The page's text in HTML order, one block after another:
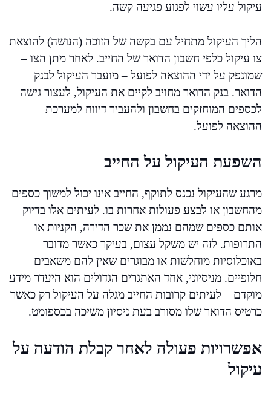
עיקול עליו עשוי לפגוע פגיעה קשה.
הליך העיקול מתחיל עם בקשה של הזוכה (הנושה) להוצאת
צו עיקול כלפי חשבון הדואר של החייב. לאחר מתן הצו –
שמונפק על ידי ההוצאה לפועל – מועבר העיקול לבנק
הדואר. בנק הדואר מחויב לקיים את העיקול, לעצור גישה
לכספים המוחזקים בחשבון ולהעביר דיווח למערכת
ההוצאה לפועל.
השפעת העיקול על החייב
מרגע שהעיקול נכנס לתוקף, החייב אינו יכול למשוך כספים
מהחשבון או לבצע פעולות אחרות בו. לעיתים אלו בדיוק
אותם כספים שמהם נממן את שכר הדירה, הקניות או
התרופות. לזה יש משקל עצום, בעיקר כאשר מדובר
באוכלוסיות מוחלשות או מבוגרים שאין להם משאבים
חלופיים. מניסיוני, אחד האתגרים הגדולים הוא היעדר מידע
מוקדם – לעיתים קרובות החייב מגלה על העיקול רק כאשר
כרטיס הדואר שלו מסורב בעת ניסיון משיכה בכספומט.
אפשרויות פעולה לאחר קבלת הודעה על
עיקול